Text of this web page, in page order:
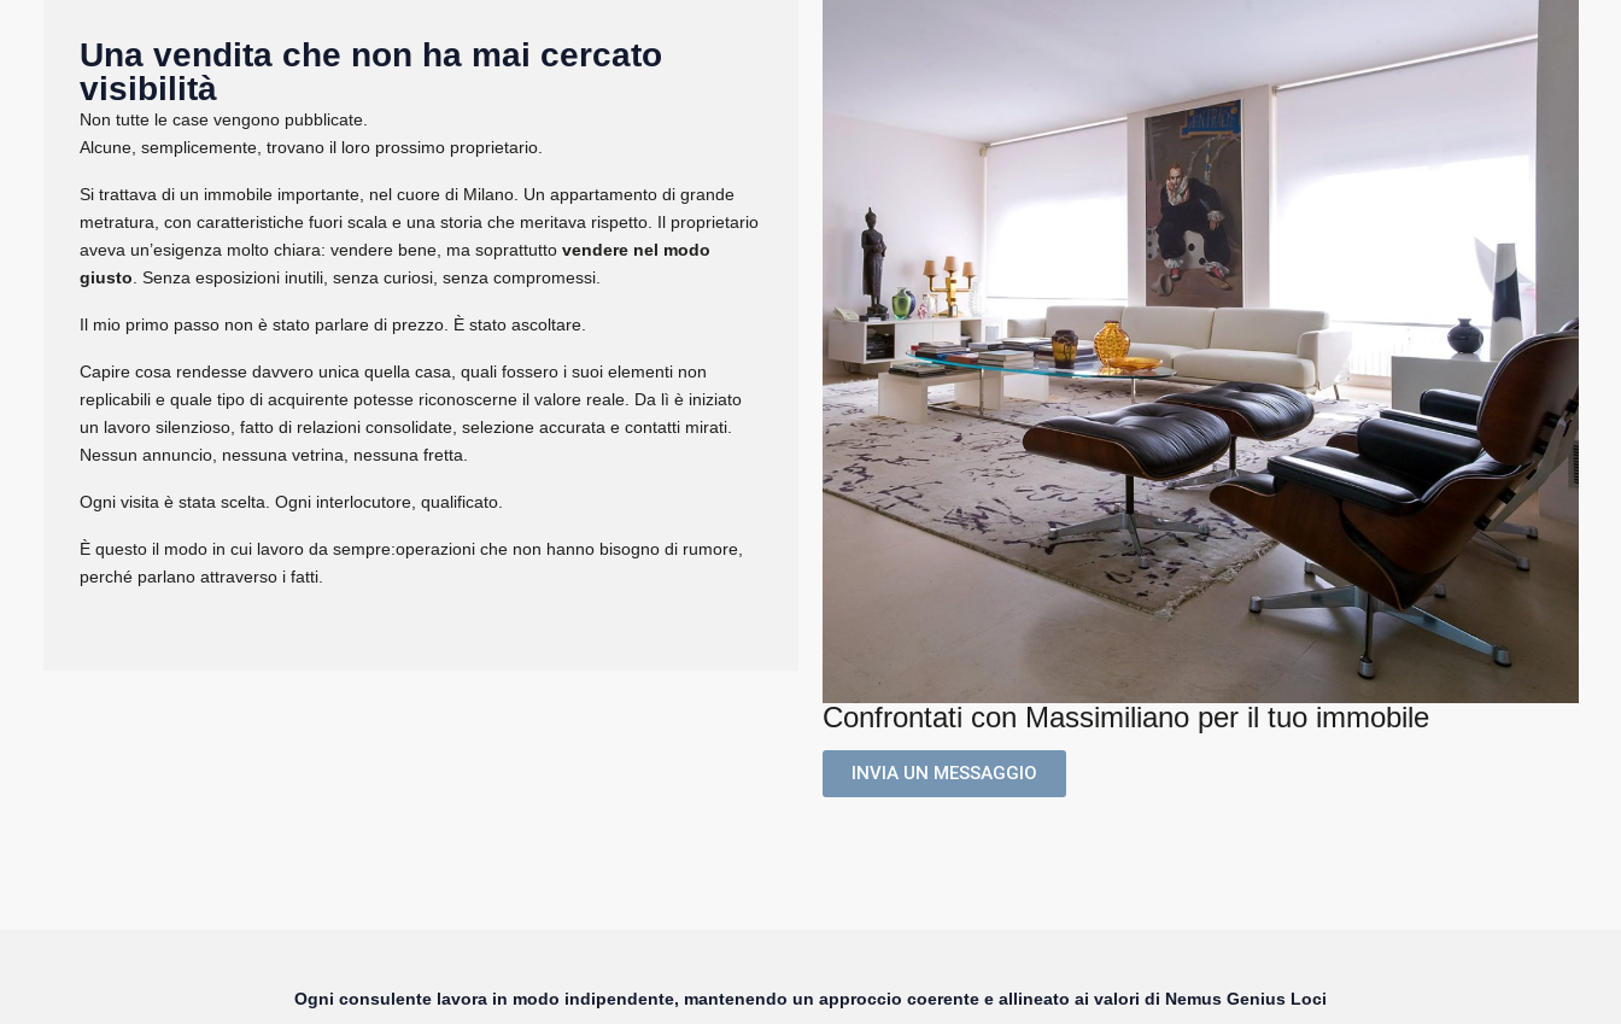
Una vendita che non ha mai cercato
visibilità
Non tutte le case vengono pubblicate.
Alcune, semplicemente, trovano il loro prossimo proprietario.
Si trattava di un immobile importante, nel cuore di Milano. Un appartamento di grande
metratura, con caratteristiche fuori scala e una storia che meritava rispetto. Il proprietario
aveva un’esigenza molto chiara: vendere bene, ma soprattutto vendere nel modo
giusto . Senza esposizioni inutili, senza curiosi, senza compromessi.
Il mio primo passo non è stato parlare di prezzo. È stato ascoltare.
Capire cosa rendesse davvero unica quella casa, quali fossero i suoi elementi non
replicabili e quale tipo di acquirente potesse riconoscerne il valore reale. Da lì è iniziato
un lavoro silenzioso, fatto di relazioni consolidate, selezione accurata e contatti mirati.
Nessun annuncio, nessuna vetrina, nessuna fretta.
Ogni visita è stata scelta. Ogni interlocutore, qualificato.
È questo il modo in cui lavoro da sempre:operazioni che non hanno bisogno di rumore,
perché parlano attraverso i fatti.
Confrontati con Massimiliano per il tuo immobile
INVIA UN MESSAGGIO
Ogni consulente lavora in modo indipendente, mantenendo un approccio coerente e allineato ai valori di Nemus Genius Loci